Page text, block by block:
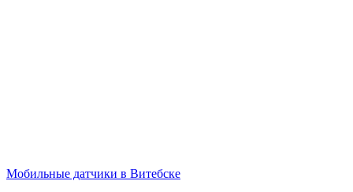
Мобильные датчики в Витебске